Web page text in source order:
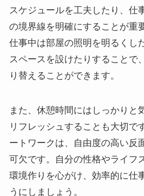
スケジュールを工夫したり、仕
の境界線を明確にすることが重
仕事中は部屋の照明を明るくし
スペースを設けたりすることで
り替えることができます。
また、休憩時間にはしっかりと
リフレッシュすることも大切で
ートワークは、自由度の高い反
可欠です。自分の性格やライフ
環境作りを心がけ、効率的に仕
うにしましょう。